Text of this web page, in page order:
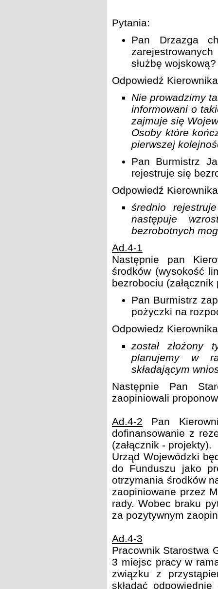
Pytania:
Pan Drzazga
służbę wojskową?
Odpowiedź
Nie prowadzimy
informowani o
zajmuje się
Osoby które
pierwszej
Pan Burmistrz
rejestruje się
Odpowiedź
średnio
następuje
bezrobotnych
Ad.4-1
Następnie pan
środków (wysokość
bezrobociu (załącznik
Pan Burmistrz
pożyczki na
Odpowiedz
został złożony
planujemy w
składającym
Następnie Pan
zaopiniowali
Ad.4-2 Pan
dofinansowanie z
(załącznik - projekty).
Urząd Wojewódzki
do Funduszu jako
otrzymania środków
zaopiniowane przez
rady. Wobec braku
za pozytywnym
Ad.4-3
Pracownik Starostwa
3 miejsc pracy w
związku z
składać